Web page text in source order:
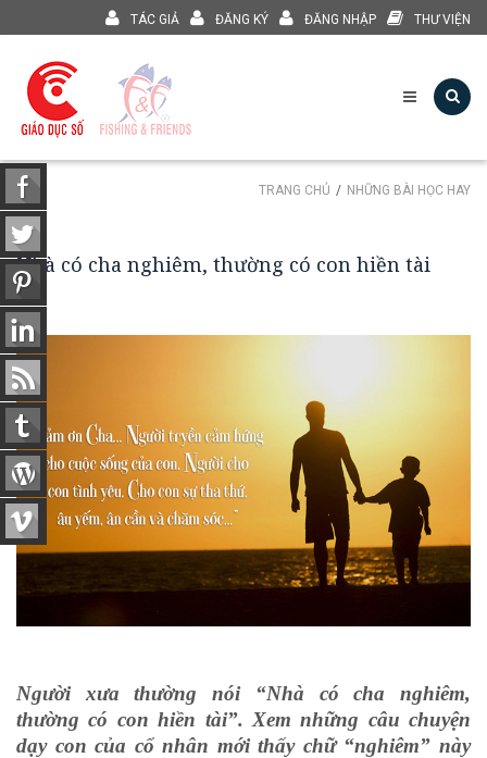
TÁC GIẢ ĐĂNG KÝ ĐĂNG NHẬP THƯ VIỆN
TRANG CHỦ NHỮNG BÀI HỌC HAY
Nhà có cha nghiêm, thường có con hiền tài
Người xưa thường nói “Nhà có cha nghiêm,
thường có con hiền tài”. Xem những câu chuyện
dạy con của cổ nhân mới thấy chữ “nghiêm” này